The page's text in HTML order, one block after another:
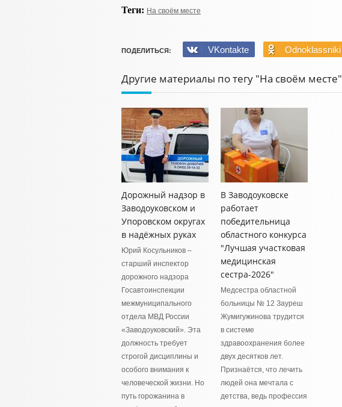
Теги: На своём месте
ПОДЕЛИТЬСЯ: VKontakte Odnoklassniki
Другие материалы по тегу "На своём месте"
Дорожный надзор в
Заводоуковском и
Упоровском округах
в надёжных руках
Юрий Косульников –
старший инспектор
дорожного надзора
Госавтоинспекции
межмуниципального
отдела МВД России
«Заводоуковский». Эта
должность требует
строгой дисциплины и
особого внимания к
человеческой жизни. Но
путь горожанина в
В Заводоуковске
работает
победительница
областного конкурса
"Лучшая участковая
медицинская
сестра-2026"
Медсестра областной
больницы № 12 Зауреш
Жумигужинова трудится
в системе
здравоохранения более
двух десятков лет.
Признаётся, что лечить
людей она мечтала с
детства, ведь профессия